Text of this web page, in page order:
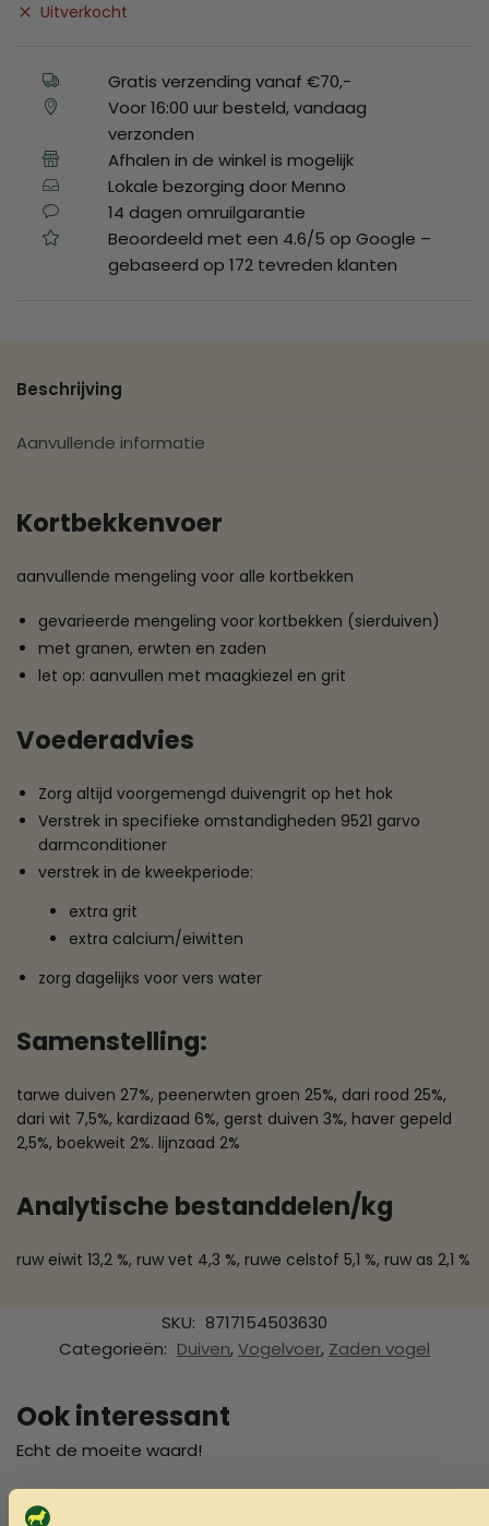
Uitverkocht
Gratis verzending vanaf €70,-
Voor 16:00 uur besteld, vandaag
verzonden
Afhalen in de winkel is mogelijk
Lokale bezorging door Menno
14 dagen omruilgarantie
Beoordeeld met een 4.6/5 op Google –
gebaseerd op 172 tevreden klanten
Beschrijving
Aanvullende informatie
Kortbekkenvoer
aanvullende mengeling voor alle kortbekken
gevarieerde mengeling voor kortbekken (sierduiven)
met granen, erwten en zaden
let op: aanvullen met maagkiezel en grit
Voederadvies
Zorg altijd voorgemengd duivengrit op het hok
Verstrek in specifieke omstandigheden 9521 garvo
darmconditioner
verstrek in de kweekperiode:
extra grit
extra calcium/eiwitten
zorg dagelijks voor vers water
Samenstelling:
tarwe duiven 27%, peenerwten groen 25%, dari rood 25%,
dari wit 7,5%, kardizaad 6%, gerst duiven 3%, haver gepeld
2,5%, boekweit 2%. lijnzaad 2%
Analytische bestanddelen/kg
ruw eiwit 13,2 %, ruw vet 4,3 %, ruwe celstof 5,1 %, ruw as 2,1 %
SKU: 8717154503630
Categorieën: Duiven,Vogelvoer, Zaden vogel
Ook interessant
Echt de moeite waard!